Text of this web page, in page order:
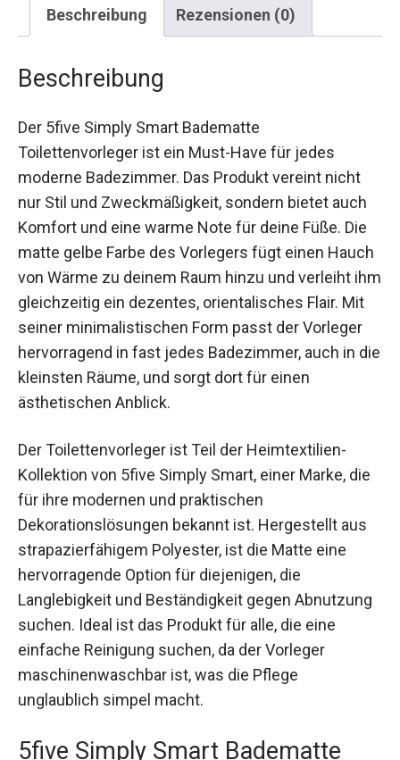
Beschreibung Rezensionen (0)
Beschreibung
Der 5five Simply Smart Badematte
Toilettenvorleger ist ein Must-Have für jedes
moderne Badezimmer. Das Produkt vereint nicht
nur Stil und Zweckmäßigkeit, sondern bietet auch
Komfort und eine warme Note für deine Füße. Die
matte gelbe Farbe des Vorlegers fügt einen Hauch
von Wärme zu deinem Raum hinzu und verleiht ihm
gleichzeitig ein dezentes, orientalisches Flair. Mit
seiner minimalistischen Form passt der Vorleger
hervorragend in fast jedes Badezimmer, auch in die
kleinsten Räume, und sorgt dort für einen
ästhetischen Anblick.
Der Toilettenvorleger ist Teil der Heimtextilien-
Kollektion von 5five Simply Smart, einer Marke, die
für ihre modernen und praktischen
Dekorationslösungen bekannt ist. Hergestellt aus
strapazierfähigem Polyester, ist die Matte eine
hervorragende Option für diejenigen, die
Langlebigkeit und Beständigkeit gegen Abnutzung
suchen. Ideal ist das Produkt für alle, die eine
einfache Reinigung suchen, da der Vorleger
maschinenwaschbar ist, was die Pflege
unglaublich simpel macht.
5five Simply Smart Badematte